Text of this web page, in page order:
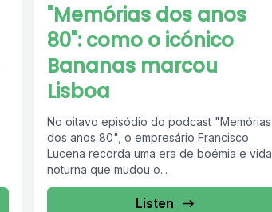
"Memórias dos anos
80": como o icónico
Bananas marcou
Lisboa
No oitavo episódio do podcast "Memórias
dos anos 80", o empresário Francisco
Lucena recorda uma era de boémia e vida
noturna que mudou o...
Listen